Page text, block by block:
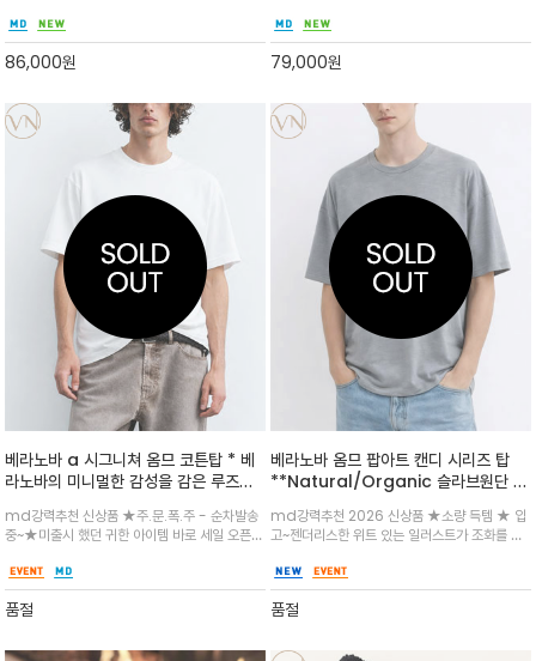
있는 아카이브 라인 입니다^^
86,000원
^^맨투맨을 좋아하는 맨즈들에게는 더욱 인기
많은 루즈타입의 프리미엄 원단 맨투맨 입니다
79,000원
베라노바 a 시그니쳐 옴므 코튼탑 * 베
라노바의 미니멀한 감성을 감은 루즈핏
md강력추천 신상품 ★주.문.폭.주 - 순차발송
중~★미출시 했던 귀한 아이템 바로 세일 오픈
무드를 더하며 감성적인 포인트과 시원한 화이트
를 메인으로 데님에 하나만 입어도 스타일 업그
레이 되는 아이템
품절
베라노바 옴므 팝아트 캔디 시리즈 탑
**Natural/Organic 슬라브원단 /
베라노바의 그래픽 티셔츠
md강력추천 2026 신상품 ★소량 득템 ★ 입
고~젠더리스한 위트 있는 일러스트가 조화를 이
부드럽고 쾌적한 코튼 소재로 제작되어 데일리로
즐기기 좋으며, 감각적인 그래픽으로 일상의 룩에
특별한 무드
품절